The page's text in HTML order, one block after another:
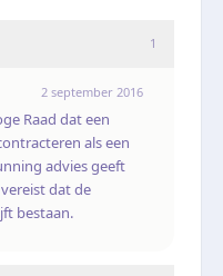
1
2 september 2016
Raad dat een
als een
advies geeft
dat de
bestaan.